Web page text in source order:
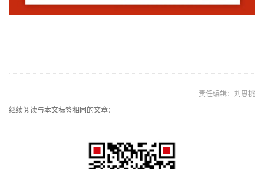
责任编辑：刘思桃
继续阅读与本文标签相同的文章：